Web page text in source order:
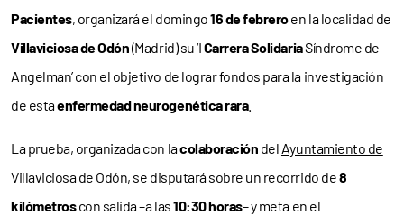
Pacientes, organizará el domingo16 de febreroen la localidad de
Villaviciosa de Odón(Madrid) su ‘ICarrera SolidariaSíndrome de
Angelman’ con el objetivo de lograr fondos para la investigación
de estaenfermedad neurogenética rara.
La prueba, organizada con lacolaboración del Ayuntamiento de
Villaviciosa de Odón, se disputará sobre un recorrido de8
kilómetroscon salida –a las10:30 horas– y meta en el